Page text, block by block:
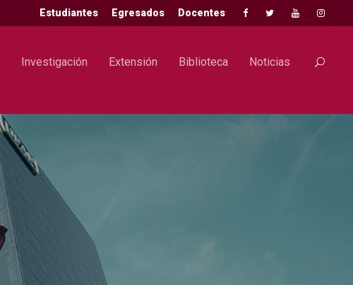
Estudiantes Egresados Docentes
Investigación Extensión Biblioteca Noticias